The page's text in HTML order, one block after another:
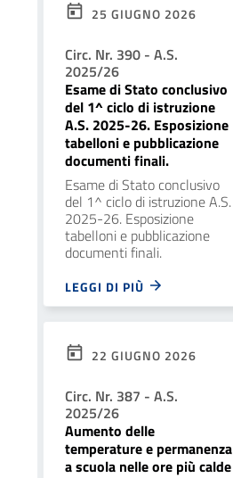
25 GIUGNO 2026
Circ. Nr. 390 - A.S.
2025/26
Esame di Stato conclusivo
del 1^ ciclo di istruzione
A.S. 2025-26. Esposizione
tabelloni e pubblicazione
documenti finali.
Esame di Stato conclusivo
del 1^ ciclo di istruzione A.S.
2025-26. Esposizione
tabelloni e pubblicazione
documenti finali.
LEGGI DI PIÙ
22 GIUGNO 2026
Circ. Nr. 387 - A.S.
2025/26
Aumento delle
temperature e permanenza
a scuola nelle ore più calde